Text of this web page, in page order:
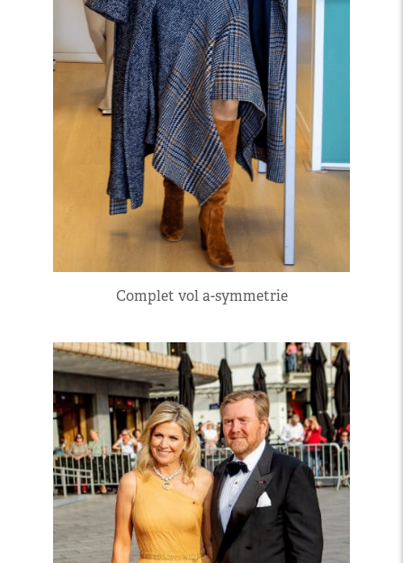
Complet vol a-symmetrie